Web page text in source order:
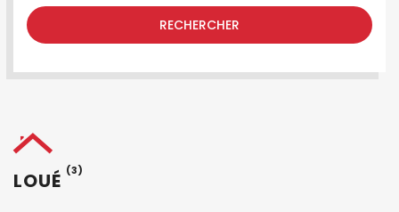
RECHERCHER
LOUÉ (3)